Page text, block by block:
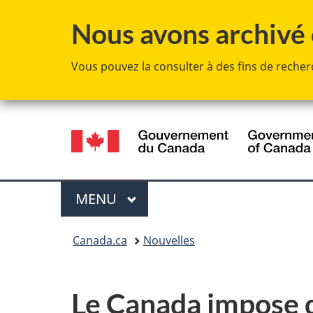
Nous avons
Vous pouvez la consulter à des fins de
Sélection
de
la
langue
Menu
MENU PRINCIPAL
Canada.ca Nouvelles
Le Canada